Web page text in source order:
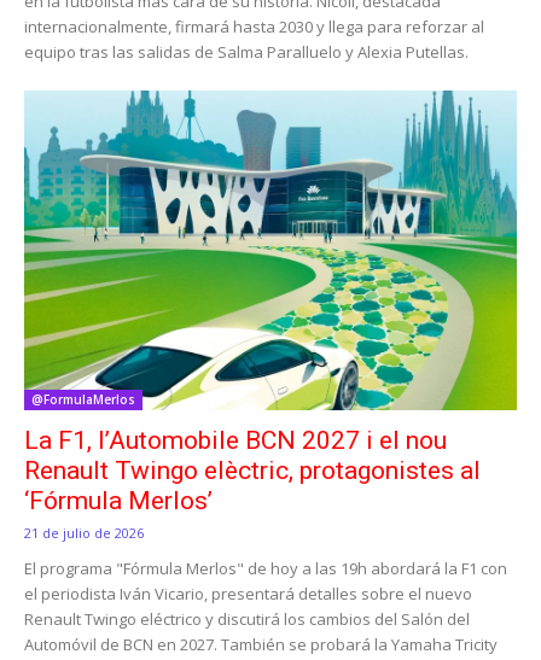
internacionalmente, firmará hasta 2030 y llega para reforzar al
equipo tras las salidas de Salma Paralluelo y Alexia Putellas.
@FormulaMerlos
La F1, l’Automobile BCN 2027 i el nou
Renault Twingo elèctric, protagonistes al
‘Fórmula Merlos’
21 de julio de 2026
El programa "Fórmula Merlos" de hoy a las 19h abordará la F1 con
el periodista Iván Vicario, presentará detalles sobre el nuevo
Renault Twingo eléctrico y discutirá los cambios del Salón del
Automóvil de BCN en 2027. También se probará la Yamaha Tricity